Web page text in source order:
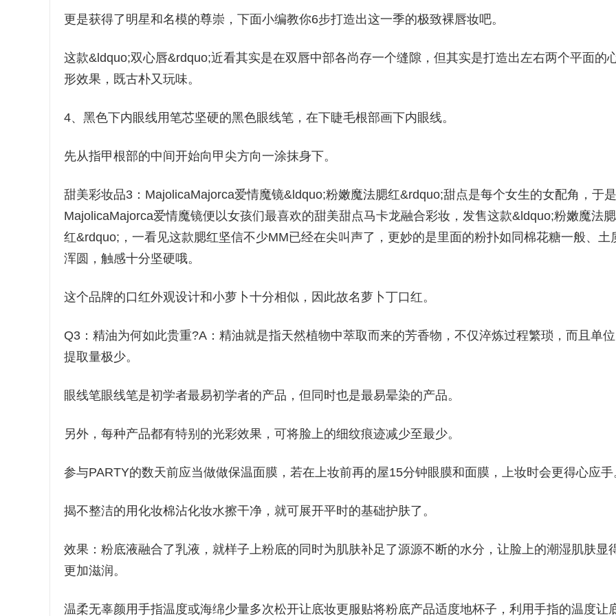
更是获得了明星和名模的尊崇，下面小编教你6步打造出这一季的极致裸唇妆吧。
这款&ldquo;双心唇&rdquo;近看其实是在双唇中部各尚存一个缝隙，但其实是打造出左右两个平面的
形效果，既古朴又玩味。
4、黑色下内眼线用笔芯坚硬的黑色眼线笔，在下睫毛根部画下内眼线。
先从指甲根部的中间开始向甲尖方向一涂抹身下。
甜美彩妆品3：MajolicaMajorca爱情魔镜&ldquo;粉嫩魔法腮红&rdquo;甜点是每个女生的女配角，于是
MajolicaMajorca爱情魔镜便以女孩们最喜欢的甜美甜点马卡龙融合彩妆，发售这款&ldquo;粉嫩魔法腮
红&rdquo;，一看见这款腮红坚信不少MM已经在尖叫声了，更妙的是里面的粉扑如同棉花糖一般、土
浑圆，触感十分坚硬哦。
这个品牌的口红外观设计和小萝卜十分相似，因此故名萝卜丁口红。
Q3：精油为何如此贵重?A：精油就是指天然植物中萃取而来的芳香物，不仅淬炼过程繁琐，而且单位
提取量极少。
眼线笔眼线笔是初学者最易初学者的产品，但同时也是最易晕染的产品。
另外，每种产品都有特别的光彩效果，可将脸上的细纹痕迹减少至最少。
参与PARTY的数天前应当做做保温面膜，若在上妆前再的屋15分钟眼膜和面膜，上妆时会更得心应手
揭不整洁的用化妆棉沾化妆水擦干净，就可展开平时的基础护肤了。
效果：粉底液融合了乳液，就样子上粉底的同时为肌肤补足了源源不断的水分，让脸上的潮湿肌肤显
更加滋润。
温柔无辜颜用手指温度或海绵少量多次松开让底妆更服贴将粉底产品适度地杯子，利用手指的温度让